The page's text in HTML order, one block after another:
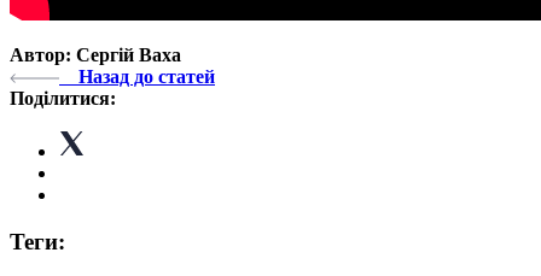
Автор: Сергій Ваха
Назад до статей
Поділитися:
Теги: